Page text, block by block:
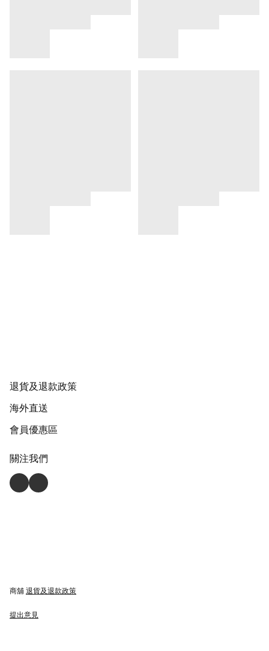
退貨及退款政策
海外直送
會員優惠區
關注我們
商舖 退貨及退款政策
提出意見